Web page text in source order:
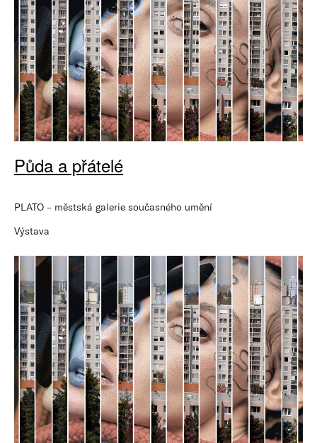
Půda a přátelé
PLATO – městská galerie současného umění
Výstava